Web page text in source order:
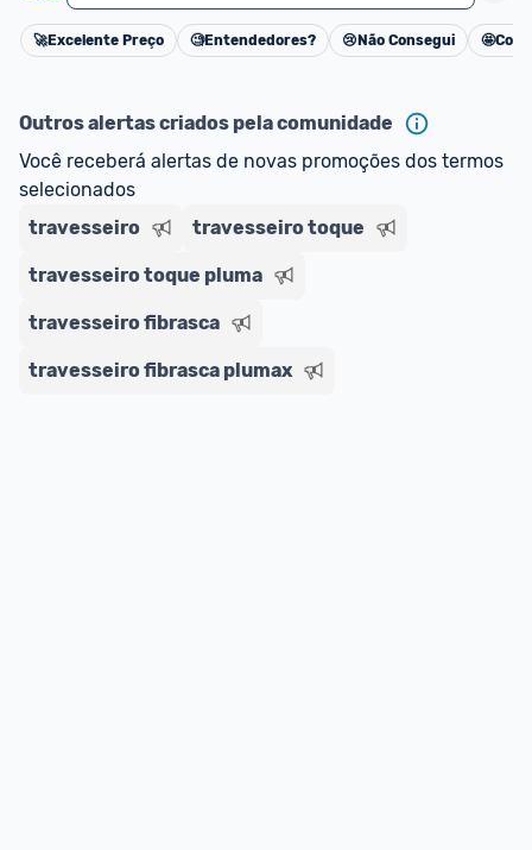
Cancelar
🚀Excelente Preço 🧐Entendedores? 😢 Não Consegui 🤩
Outros alertas criados pela comunidade
Você receberá alertas de novas promoções dos termos
selecionados
travesseiro
travesseiro toque
travesseiro toque pluma
travesseiro fibrasca
travesseiro fibrasca plumax